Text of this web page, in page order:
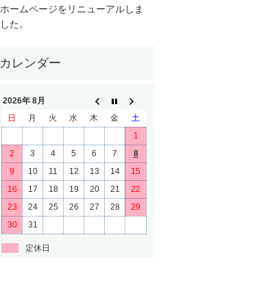
ホームページをリニューアルしま
した。
2026年 8月
日
月 火 水 木 金
土
1
2
3 4 5 6 7
8
9
10 11 12 13 14
15
16
17 18 19 20 21
22
23
24 25 26 27 28
29
30
31
定休日